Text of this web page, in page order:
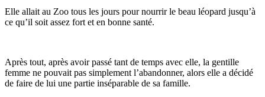
Elle allait au Zoo tous les jours pour nourrir le beau léopard jusqu’à
ce qu’il soit assez fort et en bonne santé.
Après tout, après avoir passé tant de temps avec elle, la gentille
femme ne pouvait pas simplement l’abandonner, alors elle a décidé
de faire de lui une partie inséparable de sa famille.